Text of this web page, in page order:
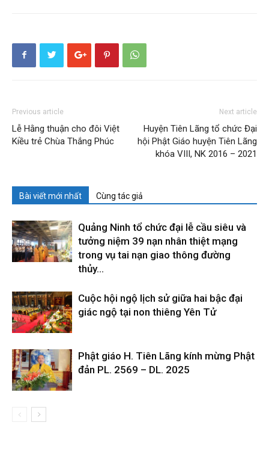
Previous article
Lễ Hằng thuận cho đôi Việt
Kiều trẻ Chùa Thắng Phúc
Next article
Huyện Tiên Lãng tổ chức Đại
hội Phật Giáo huyện Tiên Lãng
khóa VIII, NK 2016 – 2021
Bài viết mới nhất Cùng tác giả
Quảng Ninh tổ chức đại lễ cầu siêu và
tưởng niệm 39 nạn nhân thiệt mạng
trong vụ tai nạn giao thông đường
thủy...
Cuộc hội ngộ lịch sử giữa hai bậc đại
giác ngộ tại non thiêng Yên Tử
Phật giáo H. Tiên Lãng kính mừng Phật
đản PL. 2569 – DL. 2025